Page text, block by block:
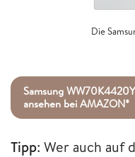
Die
Samsung
ansehen bei AMAZON*
Tipp: Wer auch auf